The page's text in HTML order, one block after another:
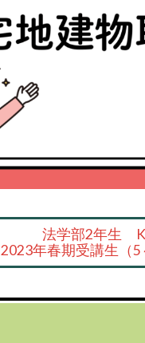
法学部2年生
2023年春期受講生（5